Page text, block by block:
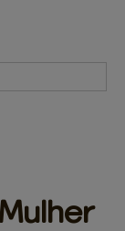
Animais Que Uma Mulher